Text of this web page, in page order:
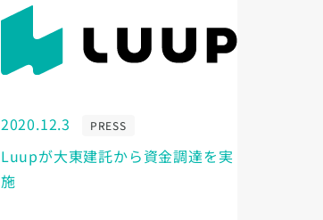
2020.12.3 PRESS
Luupが大東建託から資金調達を実
施